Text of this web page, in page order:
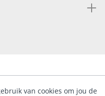
van cookies om jou de